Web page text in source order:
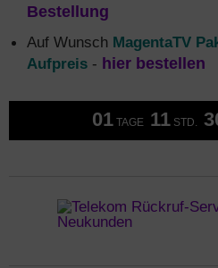
Bestellung
Auf Wunsch MagentaTV
Aufpreis - hier bestellen
01 TAGE 11 STD.